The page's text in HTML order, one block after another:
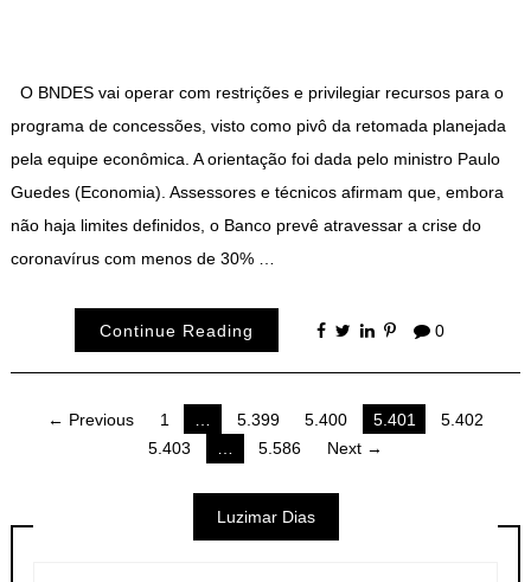
O BNDES vai operar com restrições e privilegiar recursos para o
programa de concessões, visto como pivô da retomada planejada
pela equipe econômica. A orientação foi dada pelo ministro Paulo
Guedes (Economia). Assessores e técnicos afirmam que, embora
não haja limites definidos, o Banco prevê atravessar a crise do
coronavírus com menos de 30% …
Continue Reading 0
Navegação
← Previous 1 5.399 5.400 5.401
5.402
5.403
… 5.586 Next →
Luzimar Dias